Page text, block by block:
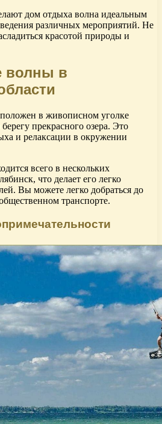
дом отдыха волна идеальным
различных мероприятий. Не
красотой природы и
волны в
в живописном уголке
прекрасного озера. Это
и релаксации в окружении
всего в нескольких
что делает его легко
Вы можете легко добраться до
транспорте.